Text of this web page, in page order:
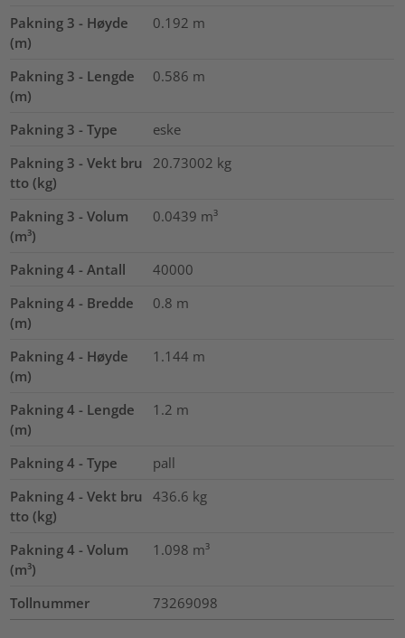
Pakning 3 - Høyde
(m)
0.192 m
Pakning 3 - Lengde
(m)
0.586 m
Pakning 3 - Type
eske
Pakning 3 - Vekt bru
tto (kg)
20.73002 kg
Pakning 3 - Volum
(m³)
0.0439 m³
Pakning 4 - Antall
40000
Pakning 4 - Bredde
(m)
0.8 m
Pakning 4 - Høyde
(m)
1.144 m
Pakning 4 - Lengde
(m)
1.2 m
Pakning 4 - Type
pall
Pakning 4 - Vekt bru
tto (kg)
436.6 kg
Pakning 4 - Volum
(m³)
1.098 m³
Tollnummer 73269098